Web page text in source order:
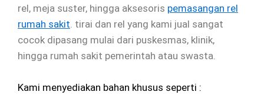
rel, meja suster, hingga aksesoris pemasangan rel
rumah sakit . tirai dan rel yang kami jual sangat
cocok dipasang mulai dari puskesmas, klinik,
hingga rumah sakit pemerintah atau swasta.
Kami menyediakan bahan khusus seperti :